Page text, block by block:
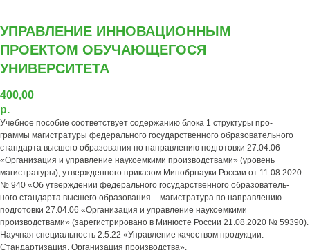
УПРАВЛЕНИЕ ИННОВАЦИОННЫМ
ПРОЕКТОМ ОБУЧАЮЩЕГОСЯ
УНИВЕРСИТЕТА
400,00
р.
Учебное пособие соответствует содержанию блока 1 структуры про-
граммы магистратуры федерального государственного образовательного
стандарта высшего образования по направлению подготовки 27.04.06
«Организация и управление наукоемкими производствами» (уровень
магистратуры), утвержденного приказом Минобрнауки России от 11.08.2020
№ 940 «Об утверждении федерального государственного образователь-
ного стандарта высшего образования – магистратура по направлению
подготовки 27.04.06 «Организация и управление наукоемкими
производствами» (зарегистрировано в Минюсте России 21.08.2020 № 59390).
Научная специальность 2.5.22 «Управление качеством продукции.
Стандартизация. Организация производства».